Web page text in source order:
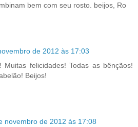
bem com seu rosto. beijos, Ro
de 2012 às 17:03
Muitas felicidades! Todas as bênçãos!
Beijos!
novembro de 2012 às 17:08